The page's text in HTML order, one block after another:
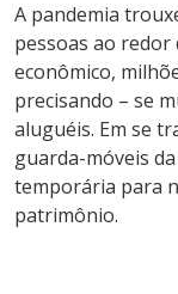
A pandemia
pessoas ao redor
econômico,
precisando – se
aluguéis. Em se
guarda-móveis
temporária para
patrimônio.